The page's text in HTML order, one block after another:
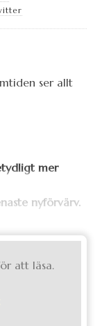
mer
nyförvärv.
att läsa.